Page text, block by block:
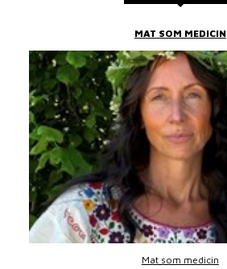
MAT SOM MEDICIN
Mat som medicin